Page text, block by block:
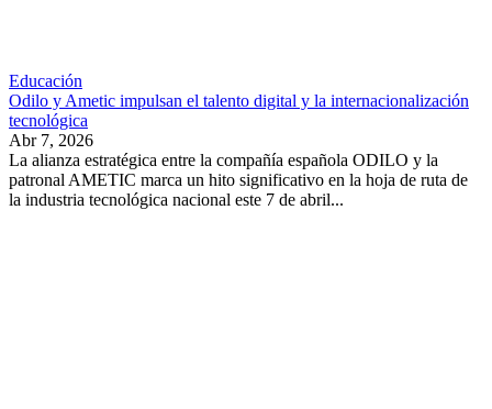
Educación
Odilo y Ametic impulsan el talento digital y la internacionalización
tecnológica
Abr 7, 2026
La alianza estratégica entre la compañía española ODILO y la
patronal AMETIC marca un hito significativo en la hoja de ruta de
la industria tecnológica nacional este 7 de abril...